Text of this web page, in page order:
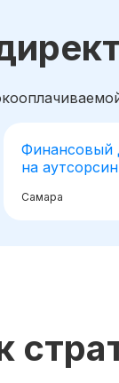
Финансовый
на
Самара